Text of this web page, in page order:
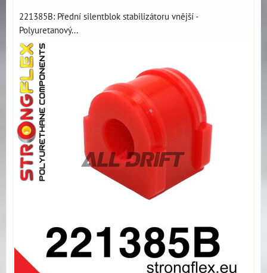
221385B: Přední silentblok stabilizátoru vnější -
Polyuretanový...